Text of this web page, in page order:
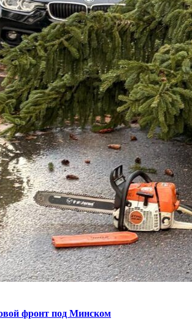
фронт под Минском